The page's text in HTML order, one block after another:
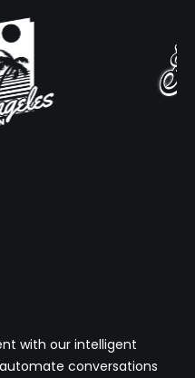
with our intelligent
conversations